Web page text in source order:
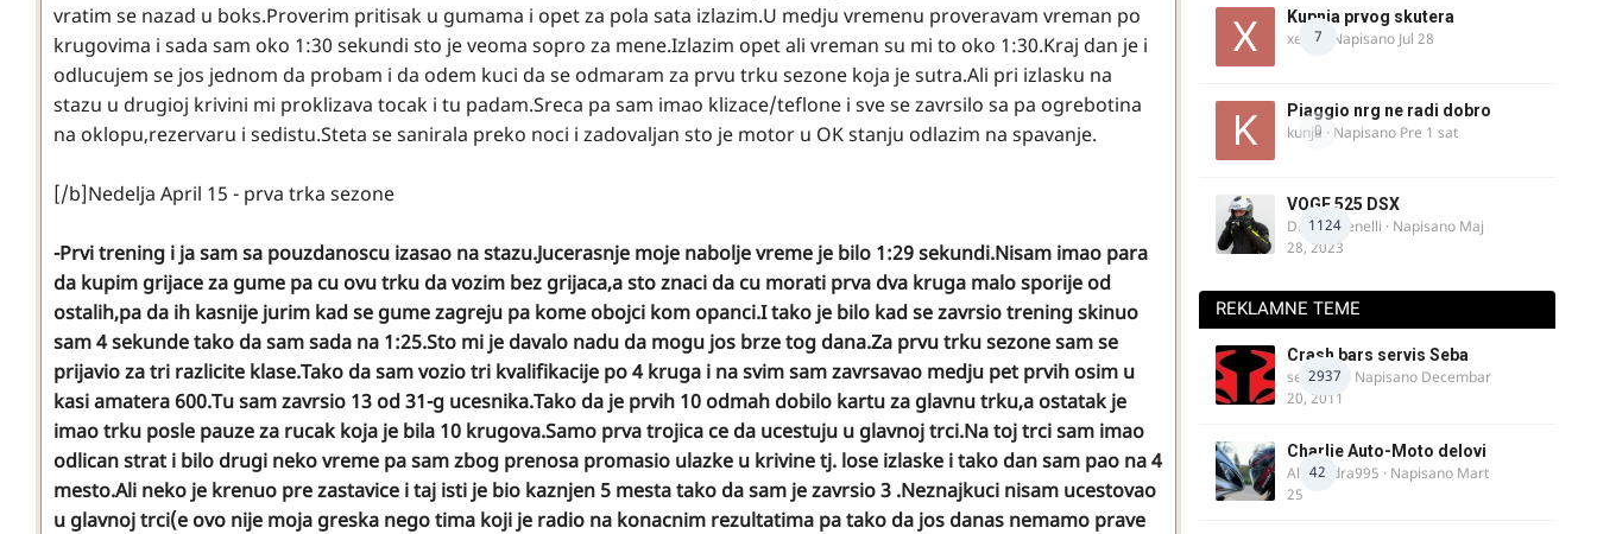
vratim se nazad u boks.Proverim pritisak u gumama i opet za pola sata izlazim.U medju vremenu proveravam vreman po
krugovima i sada sam oko 1:30 sekundi sto je veoma sopro za mene.Izlazim opet ali vreman su mi to oko 1:30.Kraj dan je i
odlucujem se jos jednom da probam i da odem kuci da se odmaram za prvu trku sezone koja je sutra.Ali pri izlasku na
stazu u drugioj krivini mi proklizava tocak i tu padam.Sreca pa sam imao klizace/teflone i sve se zavrsilo sa pa ogrebotina
na oklopu,rezervaru i sedistu.Steta se sanirala preko noci i zadovaljan sto je motor u OK stanju odlazim na spavanje.
[/b]Nedelja April 15 - prva trka sezone
-Prvi trening i ja sam sa pouzdanoscu izasao na stazu.Jucerasnje moje nabolje vreme je bilo 1:29 sekundi.Nisam imao para
da kupim grijace za gume pa cu ovu trku da vozim bez grijaca,a sto znaci da cu morati prva dva kruga malo sporije od
ostalih,pa da ih kasnije jurim kad se gume zagreju pa kome obojci kom opanci.I tako je bilo kad se zavrsio trening skinuo
sam 4 sekunde tako da sam sada na 1:25.Sto mi je davalo nadu da mogu jos brze tog dana.Za prvu trku sezone sam se
prijavio za tri razlicite klase.Tako da sam vozio tri kvalifikacije po 4 kruga i na svim sam zavrsavao medju pet prvih osim u
kasi amatera 600.Tu sam zavrsio 13 od 31-g ucesnika.Tako da je prvih 10 odmah dobilo kartu za glavnu trku,a ostatak je
imao trku posle pauze za rucak koja je bila 10 krugova.Samo prva trojica ce da ucestuju u glavnoj trci.Na toj trci sam imao
odlican strat i bilo drugi neko vreme pa sam zbog prenosa promasio ulazke u krivine tj. lose izlaske i tako dan sam pao na 4
mesto.Ali neko je krenuo pre zastavice i taj isti je bio kaznjen 5 mesta tako da sam je zavrsio 3 .Neznajkuci nisam ucestovao
u glavnoj trci(e ovo nije moja greska nego tima koji je radio na konacnim rezultatima pa tako da jos danas nemamo prave
7
Kupnja prvog skutera
xertq · Napisano Jul 28
0
Piaggio nrg ne radi dobro
kunja · Napisano Pre 1 sat
1124
VOGE 525 DSX
DraganBenelli · Napisano Maj
28, 2023
REKLAMNE TEME
2937
Crash bars servis Seba
seba011 · Napisano Decembar
20, 2011
42
Charlie Auto-Moto delovi
Alexandra995 · Napisano Mart
25